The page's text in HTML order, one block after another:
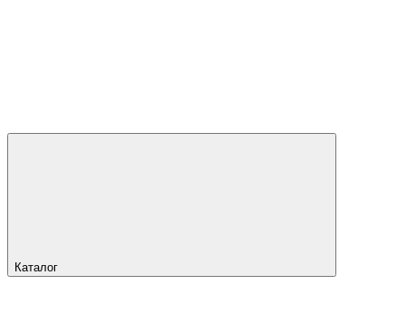
Каталог